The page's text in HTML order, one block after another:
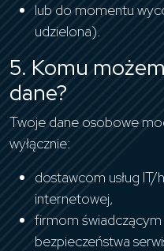
lub do momentu
udzielona).
5. Komu
dane?
Twoje dane osobowe
wyłącznie:
dostawcom usług
internetowej,
firmom świadczącym
bezpieczeństwa